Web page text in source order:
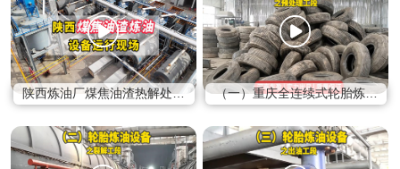
陕西炼油厂煤焦油渣热解处理
（一）重庆全连续式轮胎炼油